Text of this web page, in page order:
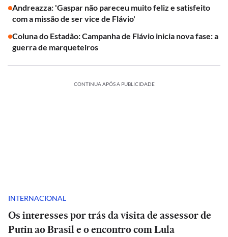
Andreazza: 'Gaspar não pareceu muito feliz e satisfeito
com a missão de ser vice de Flávio'
Coluna do Estadão: Campanha de Flávio inicia nova fase: a
guerra de marqueteiros
CONTINUA APÓS A PUBLICIDADE
INTERNACIONAL
Os interesses por trás da visita de assessor de
Putin ao Brasil e o encontro com Lula